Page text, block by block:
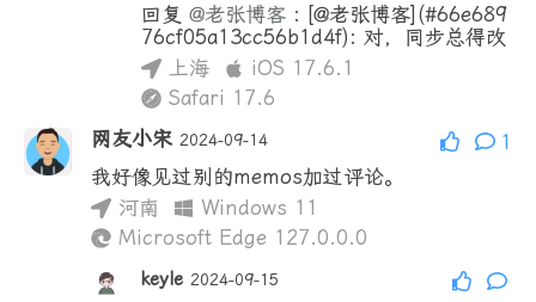
回复 @老张博客: [@老张博客](#66e689
76cf05a13cc56b1d4f): 对，同步总得改
上海
iOS 17.6.1
Safari 17.6
网友小宋 2024-09-14
1
我好像见过别的memos加过评论。
河南
Windows 11
Microsoft Edge 127.0.0.0
keyle 2024-09-15